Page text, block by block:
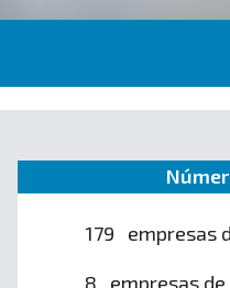
179 empresas
8 empresas de